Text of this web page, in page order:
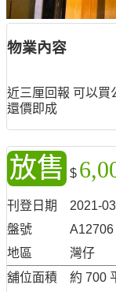
物業內容
近三厘回報 可以買
還價即成
放售 $
刊登日期
2021-
盤號
A12706
地區
灣仔
舖位面積
約 700